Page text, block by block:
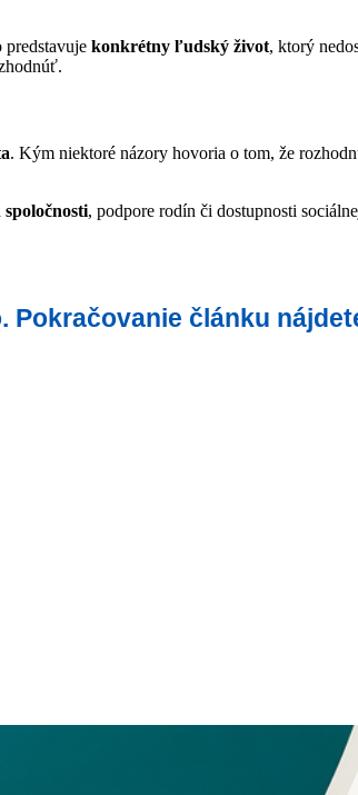
predstavuje konkrétny ľudský život, ktorý
. Kým niektoré názory hovoria o tom, že
, podpore rodín či dostupnosti
Pokračovanie článku